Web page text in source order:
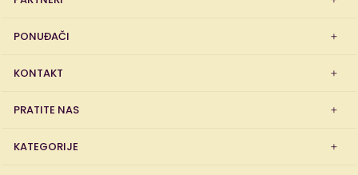
PONUĐAČI
KONTAKT
PRATITE NAS
KATEGORIJE